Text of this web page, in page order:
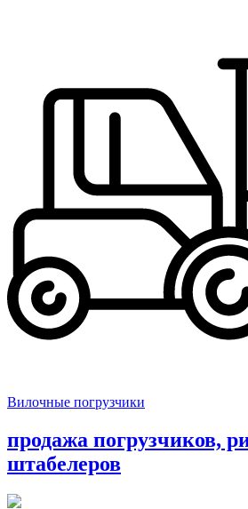
Вилочные погрузчики
продажа погрузчиков,
штабелеров